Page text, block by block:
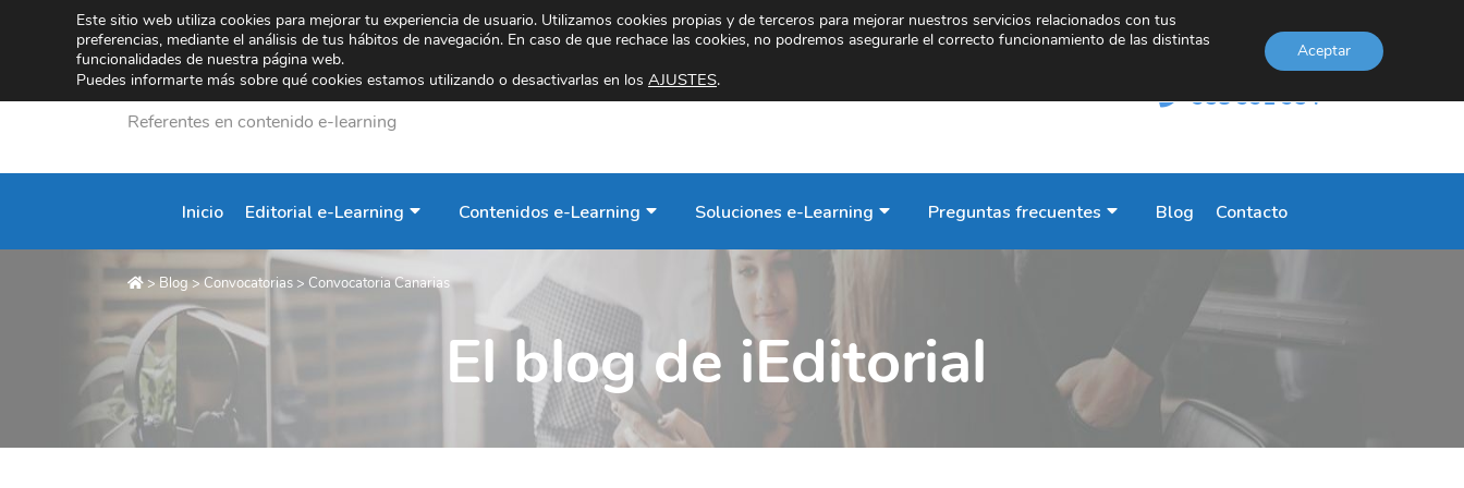
Referentes en contenido e-learning
INFORMACIÓN
958 991 954
Inicio Editorial e-Learning Contenidos e-Learning Soluciones e-Learning Preguntas frecuentes Blog Contacto
>Blog>Convocatorias > Convocatoria Canarias
El blog de iEditorial
Este sitio web utiliza cookies para mejorar tu experiencia de usuario. Utilizamos cookies propias y de terceros para mejorar nuestros servicios relacionados con tus
preferencias, mediante el análisis de tus hábitos de navegación. En caso de que rechace las cookies, no podremos asegurarle el correcto funcionamiento de las distintas
funcionalidades de nuestra página web.
Puedes informarte más sobre qué cookies estamos utilizando o desactivarlas en los AJUSTES.
Aceptar